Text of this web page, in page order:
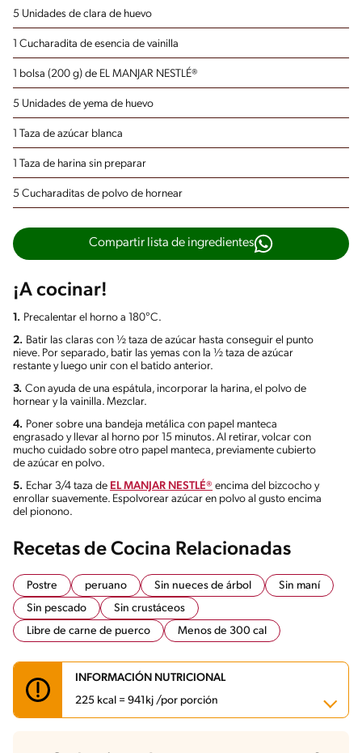
5 Unidades de clara de huevo
1 Cucharadita de esencia de vainilla
1 bolsa (200 g) de EL MANJAR NESTLÉ®
5 Unidades de yema de huevo
1 Taza de azúcar blanca
1 Taza de harina sin preparar
5 Cucharaditas de polvo de hornear
Compartir lista de ingredientes
¡A cocinar!
1. Precalentar el horno a 180°C.
2. Batir las claras con ½ taza de azúcar hasta conseguir el punto
nieve. Por separado, batir las yemas con la ½ taza de azúcar
restante y luego unir con el batido anterior.
3. Con ayuda de una espátula, incorporar la harina, el polvo de
hornear y la vainilla. Mezclar.
4. Poner sobre una bandeja metálica con papel manteca
engrasado y llevar al horno por 15 minutos. Al retirar, volcar con
mucho cuidado sobre otro papel manteca, previamente cubierto
de azúcar en polvo.
5. Echar 3/4 taza de EL MANJAR NESTLÉ® encima del bizcocho y
enrollar suavemente. Espolvorear azúcar en polvo al gusto encima
del pionono.
Recetas de Cocina Relacionadas
Postre peruano Sin nueces de árbol
Sin maní
Sin pescado
Sin crustáceos
Libre de carne de puerco
Menos de 300 cal
INFORMACIÓN NUTRICIONAL
225 kcal = 941kj /por porción